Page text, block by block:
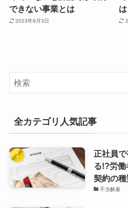
できない事業とは
2023年9月3日
は
全カテゴリ人気記事
正社員
る!?労働
契約の種
不当解雇